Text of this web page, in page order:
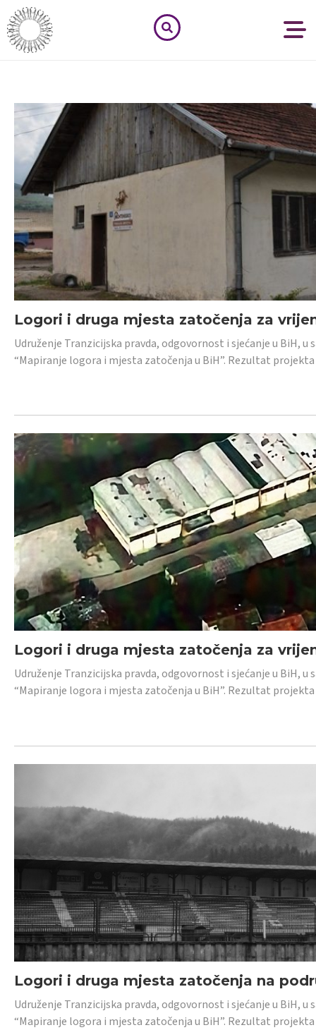
Logori i druga mjesta zatočenja za
Udruženje Tranzicijska pravda, odgovornost i sjećanje u BiH,
“Mapiranje logora i mjesta zatočenja u BiH”. Rezultat
Logori i druga mjesta zatočenja za
Udruženje Tranzicijska pravda, odgovornost i sjećanje u BiH,
“Mapiranje logora i mjesta zatočenja u BiH”. Rezultat
Logori i druga mjesta zatočenja na
Udruženje Tranzicijska pravda, odgovornost i sjećanje u BiH,
“Mapiranje logora i mjesta zatočenja u BiH”. Rezultat